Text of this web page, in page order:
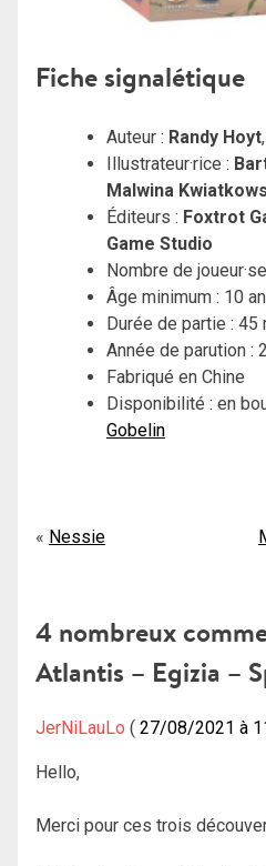
Fiche signalétique
Auteur : Randy Hoyt,
Illustrateur·rice :
Malwina
Éditeurs : Foxtrot
Game Studio
Nombre de
Âge minimum : 10
Durée de partie : 45
Année de parution :
Fabriqué en Chine
Disponibilité : en
Gobelin
Navigation
l’article
Nessie
4 nombreux
Atlantis – Egizia –
JerNiLauLo 27/08/2021 à
Hello,
Merci pour ces trois